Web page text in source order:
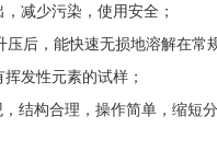
减少污染，使用安全；
压后，能快速无损地溶解在常
发性元素的试样；
结构合理，操作简单，缩短